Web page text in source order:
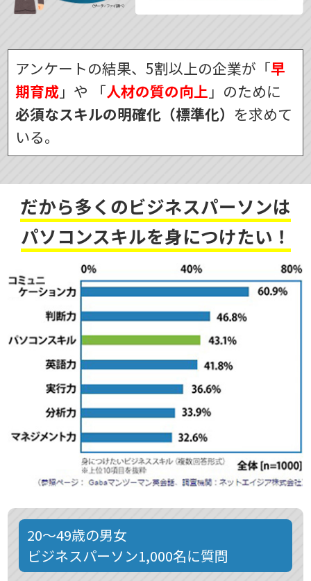
アンケートの結果、5割以上の企業が「早
期育成 」や 「人材の質の向上 」のために
必須なスキルの明確化（標準化） を求めて
いる。
だから多くのビジネスパーソンは
パソコンスキルを身につけたい！
20～49歳の男女
ビジネスパーソン1,000名に質問